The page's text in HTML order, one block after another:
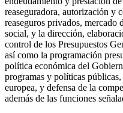
reaseguradora, autorización y
reaseguros privados, mercado
social, y la dirección,
control de los Presupuestos
así como la programación
política económica del
programas y políticas
europea, y defensa de la
además de las funciones